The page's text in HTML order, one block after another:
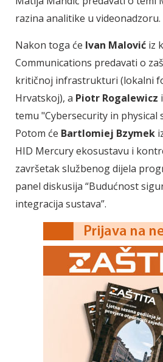
razina analitike u videonadzoru.
Nakon toga će Ivan Malović iz
Communications predavati o
kritičnoj infrastrukturi (lokalni
Hrvatskoj), a Piotr Rogalewicz
temu "Cybersecurity in physical
Potom će Bartlomiej Bzymek
HID Mercury ekosustavu i
završetak službenog dijela
panel diskusija “Budućnost
integracija sustava”.